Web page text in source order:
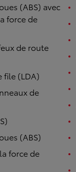
(ABS) avec
force de
de route
file (LDA)
de
(ABS)
force de